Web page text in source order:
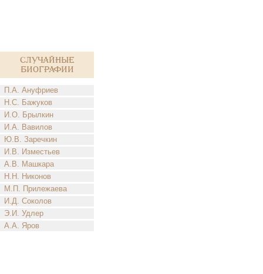
Случайные
биографии
П.А. Ануфриев
Н.С. Бажуков
И.О. Брылкин
И.А. Вавилов
Ю.В. Заречкин
И.В. Изместьев
А.В. Машкара
Н.Н. Никонов
М.П. Прилежаева
И.Д. Соколов
Э.И. Удлер
А.А. Яров